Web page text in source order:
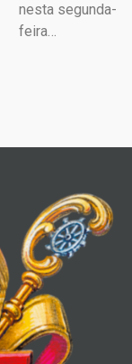
nesta segunda-
feira…